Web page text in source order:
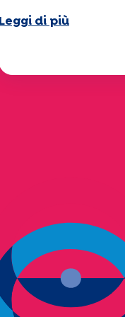
Leggi di più